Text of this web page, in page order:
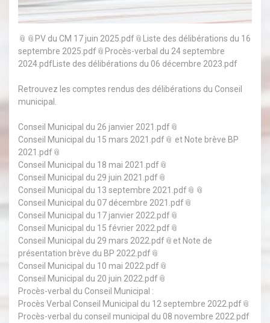
PV du CM 17 juin 2025.pdf
Liste des délibérations du 16
septembre 2025.pdf
Procès-verbal du 24 septembre
2024.pdfListe des délibérations du 06 décembre 2023.pdf
Retrouvez les comptes rendus des délibérations du Conseil
municipal.
Conseil Municipal du 26 janvier 2021.pdf
Conseil Municipal du 15 mars 2021.pdf
etNote brève BP
2021.pdf
Conseil Municipal du 18 mai 2021.pdf
Conseil Municipal du 29 juin 2021.pdf
Conseil Municipal du 13 septembre 2021.pdf
Conseil Municipal du 07 décembre 2021.pdf
Conseil Municipal du 17 janvier 2022.pdf
Conseil Municipal du 15 février 2022.pdf
Conseil Municipal du 29 mars 2022.pdf
etNote de
présentation brève du BP 2022.pdf
Conseil Municipal du 10 mai 2022.pdf
Conseil Municipal du 20 juin 2022.pdf
Procès-verbal du Conseil Municipal :
Procès Verbal Conseil Municipal du 12 septembre 2022.pdf
Procès-verbal du conseil municipal du 08 novembre 2022.pdf